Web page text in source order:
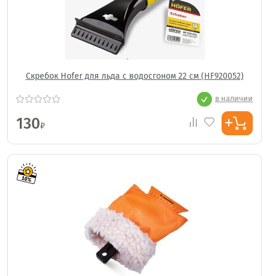
Скребок Hofer для льда с водосгоном 22 см (HF920052)
в наличии
130₽